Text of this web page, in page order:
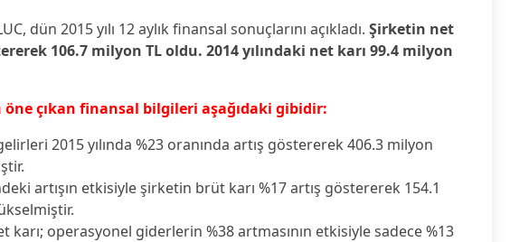
dün 2015 yılı 12 aylık finansal sonuçlarını açıkladı. Şirketin net
106.7 milyon TL oldu. 2014 yılındaki net karı 99.4 milyon
öne çıkan finansal bilgileri aşağıdaki gibidir:
2015 yılında %23 oranında artış göstererek 406.3 milyon
artışın etkisiyle şirketin brüt karı %17 artış göstererek 154.1
karı; operasyonel giderlerin %38 artmasının etkisiyle sadece %13